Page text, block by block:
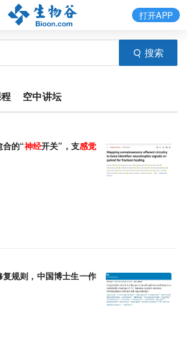
搜索
打开APP
空中讲坛
的“神经开关”，支感觉神经通过特定 神经营养
复规则，中国博士生一作揭示磷酸戊糖途径如何